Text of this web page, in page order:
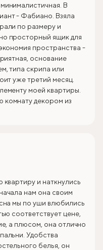
В
- Фабиано. Взяла
по размеру и
просторный ящик для
пространства -
основание
типа скрипа или
уже третий месяц.
моей квартиры.
комнату декором из
и наткнулись
нам она своим
мы по уши влюбились
соответствует цене,
а плюсом, она отлично
Удобства
белья, он